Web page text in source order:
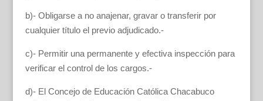
b)- Obligarse a no anajenar, gravar o transferir por
cualquier título el previo adjudicado.-
c)- Permitir una permanente y efectiva inspección para
verificar el control de los cargos.-
d)- El Concejo de Educación Católica Chacabuco